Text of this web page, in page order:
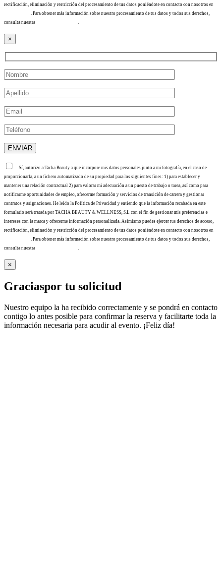
rectificación, eliminación y restricción del procesamiento de tus datos poniéndote en contacto con nosotros en
. Para obtener más información sobre nuestro procesamiento de tus datos y todos sus derechos,
consulta nuestra
×
Sí, autorizo a Tacha Beauty a que incorpore mis datos personales junto a mi fotografía, en el caso de
proporcionarla, a un fichero automatizado de su propiedad para los siguientes fines: 1) para establecer y
mantener una relación contractual 2) para valorar mi adecuación a un puesto de trabajo o tarea, así como para
notificarme oportunidades de empleo, ofrecerme formación y servicios de transición de carrera y gestionar
contratos y asignaciones. He leído la Política de Privacidad y entiendo que la información recabada en este
formulario será tratada por TACHA BEAUTY & WELLNESS, S.L con el fin de gestionar mis preferencias e
intereses con la marca y ofrecerme información personalizada. Asimismo puedes ejercer tus derechos de acceso,
rectificación, eliminación y restricción del procesamiento de tus datos poniéndote en contacto con nosotros en
. Para obtener más información sobre nuestro procesamiento de tus datos y todos sus derechos,
consulta nuestra
.
×
Graciaspor tu solicitud
Nuestro equipo la ha recibido correctamente y se pondrá en contacto
contigo lo antes posible para confirmar la reserva y facilitarte toda la
información necesaria para acudir al evento. ¡Feliz día!